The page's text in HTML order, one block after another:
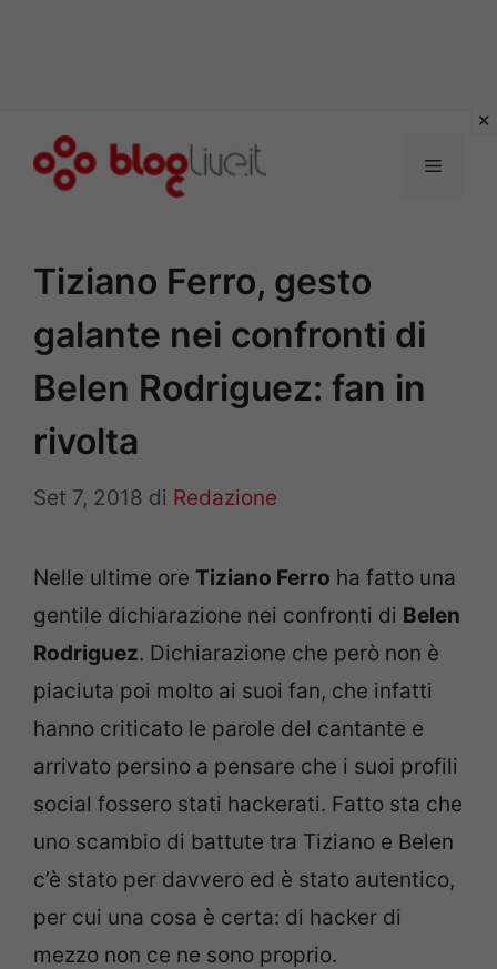
Menu
Tiziano Ferro, gesto
galante nei confronti di
Belen Rodriguez: fan in
rivolta
Set 7, 2018 di Redazione
Nelle ultime ore Tiziano Ferro ha fatto una
gentile dichiarazione nei confronti di Belen
Rodriguez. Dichiarazione che però non è
piaciuta poi molto ai suoi fan, che infatti
hanno criticato le parole del cantante e
arrivato persino a pensare che i suoi profili
social fossero stati hackerati. Fatto sta che
uno scambio di battute tra Tiziano e Belen
c’è stato per davvero ed è stato autentico,
per cui una cosa è certa: di hacker di
mezzo non ce ne sono proprio.